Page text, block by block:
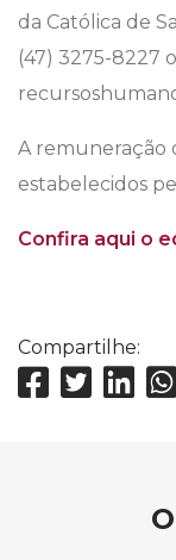
da Católica de
(47) 3275-8227
A remuneração
estabelecidos
Confira aqui o
Compartilhe: